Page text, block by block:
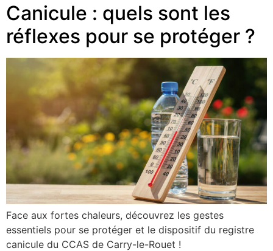
Canicule : quels sont les
réflexes pour se protéger ?
Face aux fortes chaleurs, découvrez les gestes
essentiels pour se protéger et le dispositif du registre
canicule du CCAS de Carry-le-Rouet !